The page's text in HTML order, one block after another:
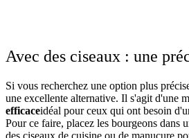
Avec des ciseaux : une
Si vous recherchez une option plus
une excellente alternative. Il s'agit d'une
efficaceidéal pour ceux qui ont besoin
Pour ce faire, placez les bourgeons dans
des ciseaux de cuisine ou de manucure